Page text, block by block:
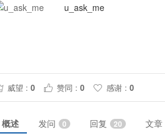
u_ask_me
威望 : 0 赞同 : 0 感谢 : 0
概述 发问 0 回复 20 文章